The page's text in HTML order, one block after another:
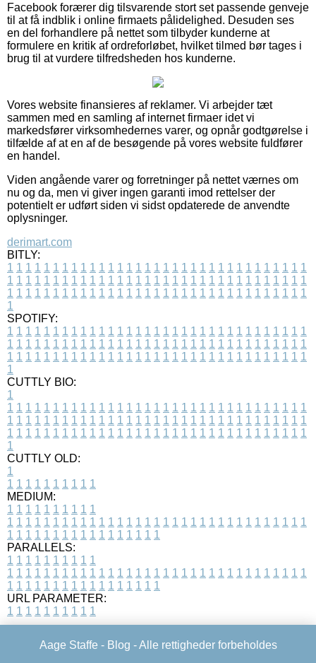
Facebook forærer dig tilsvarende stort set passende genveje
til at få indblik i online firmaets pålidelighed. Desuden ses
en del forhandlere på nettet som tilbyder kunderne at
formulere en kritik af ordreforløbet, hvilket tilmed bør tages i
brug til at vurdere tilfredsheden hos kunderne.
Vores website finansieres af reklamer. Vi arbejder tæt
sammen med en samling af internet firmaer idet vi
markedsfører virksomhedernes varer, og opnår godtgørelse i
tilfælde af at en af de besøgende på vores website fuldfører
en handel.
Viden angående varer og forretninger på nettet værnes om
nu og da, men vi giver ingen garanti imod rettelser der
potentielt er udført siden vi sidst opdaterede de anvendte
oplysninger.
derimart.com
BITLY:
1 1 1 1 1 1 1 1 1 1 1 1 1 1 1 1 1 1 1 1 1 1 1 1 1 1 1 1 1 1 1 1 1
1 1 1 1 1 1 1 1 1 1 1 1 1 1 1 1 1 1 1 1 1 1 1 1 1 1 1 1 1 1 1 1 1
1 1 1 1 1 1 1 1 1 1 1 1 1 1 1 1 1 1 1 1 1 1 1 1 1 1 1 1 1 1 1 1 1
1
SPOTIFY:
1 1 1 1 1 1 1 1 1 1 1 1 1 1 1 1 1 1 1 1 1 1 1 1 1 1 1 1 1 1 1 1 1
1 1 1 1 1 1 1 1 1 1 1 1 1 1 1 1 1 1 1 1 1 1 1 1 1 1 1 1 1 1 1 1 1
1 1 1 1 1 1 1 1 1 1 1 1 1 1 1 1 1 1 1 1 1 1 1 1 1 1 1 1 1 1 1 1 1
1
CUTTLY BIO:
1
1 1 1 1 1 1 1 1 1 1 1 1 1 1 1 1 1 1 1 1 1 1 1 1 1 1 1 1 1 1 1 1 1
1 1 1 1 1 1 1 1 1 1 1 1 1 1 1 1 1 1 1 1 1 1 1 1 1 1 1 1 1 1 1 1 1
1 1 1 1 1 1 1 1 1 1 1 1 1 1 1 1 1 1 1 1 1 1 1 1 1 1 1 1 1 1 1 1 1
1
CUTTLY OLD:
1
1 1 1 1 1 1 1 1 1 1
MEDIUM:
1 1 1 1 1 1 1 1 1 1
1 1 1 1 1 1 1 1 1 1 1 1 1 1 1 1 1 1 1 1 1 1 1 1 1 1 1 1 1 1 1 1 1
1 1 1 1 1 1 1 1 1 1 1 1 1 1 1 1 1
PARALLELS:
1 1 1 1 1 1 1 1 1 1
1 1 1 1 1 1 1 1 1 1 1 1 1 1 1 1 1 1 1 1 1 1 1 1 1 1 1 1 1 1 1 1 1
1 1 1 1 1 1 1 1 1 1 1 1 1 1 1 1 1
URL PARAMETER:
1 1 1 1 1 1 1 1 1 1
Aage Staffe - Blog - Alle rettigheder forbeholdes